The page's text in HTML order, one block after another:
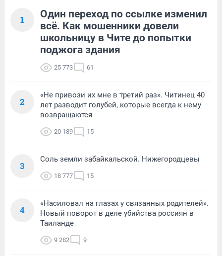
1
Один переход по ссылке изменил
всё. Как мошенники довели
школьницу в Чите до попытки
поджога здания
25 773 61
2
«Не привози их мне в третий раз». Читинец 40
лет разводит голубей, которые всегда к нему
возвращаются
20 189 15
3
Соль земли забайкальской. Нижегородцевы
18 777 15
4
«Насиловал на глазах у связанных родителей».
Новый поворот в деле убийства россиян в
Таиланде
9 282 9